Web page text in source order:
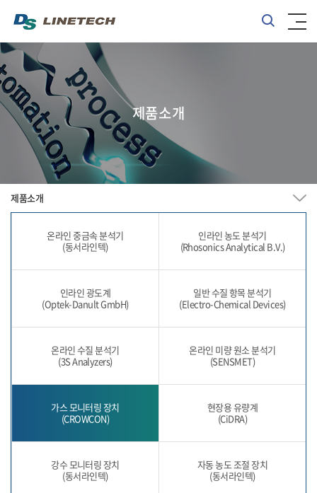
제품소개
제품소개
온라인 중금속 분석기
(동서라인텍)
인라인 농도 분석기
(Rhosonics Analytical B.V.)
인라인 광도계
(Optek-Danult GmbH)
일반 수질 항목 분석기
(Electro-Chemical Devices)
온라인 수질 분석기
(3S Analyzers)
온라인 미량 원소 분석기
(SENSMET)
가스 모니터링 장치
(CROWCON)
현장용 유량계
(CiDRA)
강수 모니터링 장치
(동서라인텍)
자동 농도 조절 장치
(동서라인텍)